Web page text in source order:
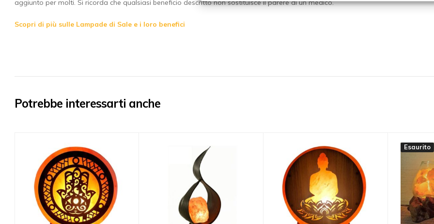
aggiunto per molti. Si ricorda che qualsiasi beneficio descritto non sostituisce il parere di un medico.
Scopri di più sulle Lampade di Sale e i loro benefici
Potrebbe interessarti anche
Esaurito